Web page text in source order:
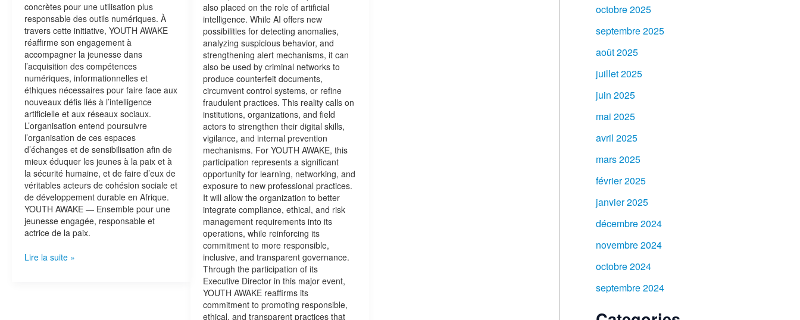
concrètes pour une utilisation plus
responsable des outils numériques. À
travers cette initiative, YOUTH AWAKE
réaffirme son engagement à
accompagner la jeunesse dans
l’acquisition des compétences
numériques, informationnelles et
éthiques nécessaires pour faire face aux
nouveaux défis liés à l’intelligence
artificielle et aux réseaux sociaux.
L’organisation entend poursuivre
l’organisation de ces espaces
d’échanges et de sensibilisation afin de
mieux éduquer les jeunes à la paix et à
la sécurité humaine, et de faire d’eux de
véritables acteurs de cohésion sociale et
de développement durable en Afrique.
YOUTH AWAKE — Ensemble pour une
jeunesse engagée, responsable et
actrice de la paix.
Lire la suite »
also placed on the role of artificial
intelligence. While AI offers new
possibilities for detecting anomalies,
analyzing suspicious behavior, and
strengthening alert mechanisms, it can
also be used by criminal networks to
produce counterfeit documents,
circumvent control systems, or refine
fraudulent practices. This reality calls on
institutions, organizations, and field
actors to strengthen their digital skills,
vigilance, and internal prevention
mechanisms. For YOUTH AWAKE, this
participation represents a significant
opportunity for learning, networking, and
exposure to new professional practices.
It will allow the organization to better
integrate compliance, ethical, and risk
management requirements into its
operations, while reinforcing its
commitment to more responsible,
inclusive, and transparent governance.
Through the participation of its
Executive Director in this major event,
YOUTH AWAKE reaffirms its
commitment to promoting responsible,
ethical, and transparent practices that
octobre 2025
septembre 2025
août 2025
juillet 2025
juin 2025
mai 2025
avril 2025
mars 2025
février 2025
janvier 2025
décembre 2024
novembre 2024
octobre 2024
septembre 2024